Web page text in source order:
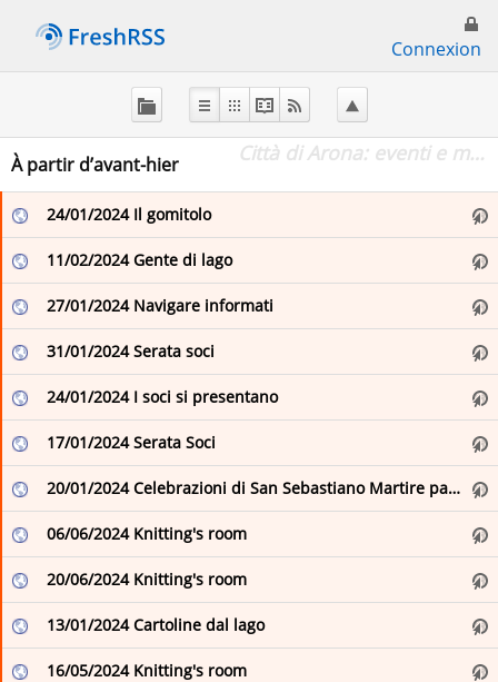
Connexion
À
FreshRSS
Flux principal
Favoris (0)
en
Elizabeth Minchilli
English
Museo Nazionale Romano
Parks.it: News from the Italian Parks
Romeing | Rome's english magazine, events and exhibitions in Rome
The Romewise Blog
VISITAREGGIO
fr
Italie .fr
Parks.it: Actualites
Città di Arona: eventi e manifestazioni
Città di Ventimiglia
À partir d’avant-hier Città di Arona: eventi e manifestazioni
24/01/2024 Il gomitolo
11/02/2024 Gente di lago
27/01/2024 Navigare informati
31/01/2024 Serata soci
24/01/2024 I soci si presentano
17/01/2024 Serata Soci
20/01/2024 Celebrazioni di San Sebastiano Martire patrono della Polizia Locale
06/06/2024 Knitting's room
20/06/2024 Knitting's room
13/01/2024 Cartoline dal lago
16/05/2024 Knitting's room